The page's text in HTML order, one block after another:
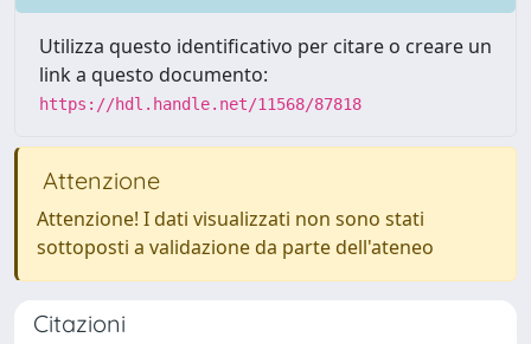
Utilizza questo identificativo per citare o creare un
link a questo documento:
https://hdl.handle.net/11568/87818
Attenzione
Attenzione! I dati visualizzati non sono stati
sottoposti a validazione da parte dell'ateneo
Citazioni